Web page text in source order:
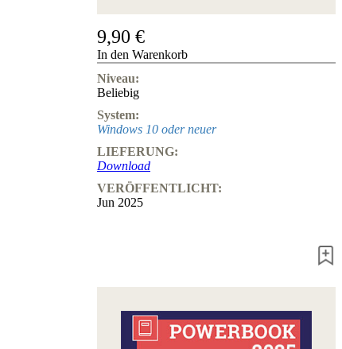
9,90 €
In den Warenkorb
Niveau:
Beliebig
System:
Windows 10 oder neuer
LIEFERUNG:
Download
VERÖFFENTLICHT:
Jun 2025
Dukaten
Fritz
Upgrade
Weltmeisterschach
Monographie
60
Minuten